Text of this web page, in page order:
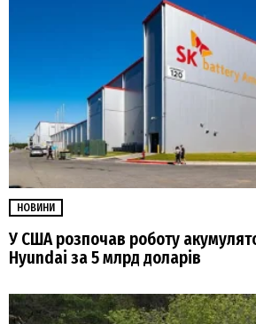
НОВИНИ
У США розпочав роботу
Hyundai за 5 млрд доларів